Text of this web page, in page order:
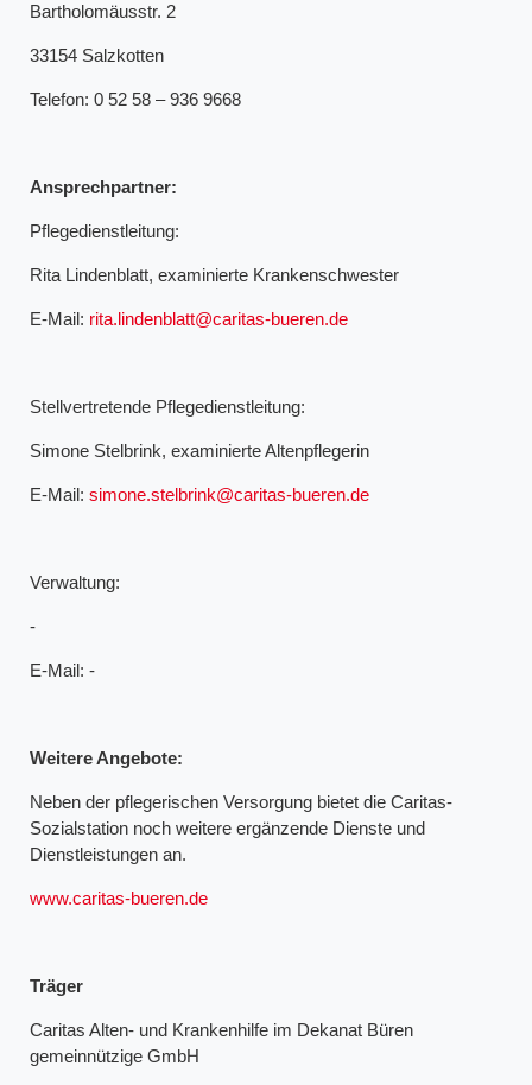
Bartholomäusstr. 2
33154 Salzkotten
Telefon: 0 52 58 – 936 9668
Ansprechpartner:
Pflegedienstleitung:
Rita Lindenblatt, examinierte Krankenschwester
E-Mail: rita.lindenblatt@caritas-bueren.de
Stellvertretende Pflegedienstleitung:
Simone Stelbrink, examinierte Altenpflegerin
E-Mail: simone.stelbrink@caritas-bueren.de
Verwaltung:
-
E-Mail: -
Weitere Angebote:
Neben der pflegerischen Versorgung bietet die Caritas-
Sozialstation noch weitere ergänzende Dienste und
Dienstleistungen an.
www.caritas-bueren.de
Träger
Caritas Alten- und Krankenhilfe im Dekanat Büren
gemeinnützige GmbH